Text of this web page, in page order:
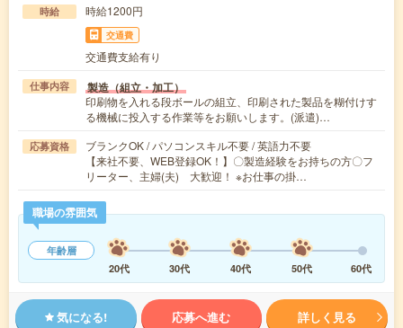
時給 時給1200円
交通費
交通費支給有り
仕事内容 製造（組立・加工）
印刷物を入れる段ボールの組立、印刷された製品を糊付けす
る機械に投入する作業等をお願いします。(派遣)…
応募資格
ブランクOK / パソコンスキル不要 / 英語力不要
【来社不要、WEB登録OK！】〇製造経験をお持ちの方〇フ
リーター、主婦(夫) 大歓迎！ ※お仕事の掛…
職場の雰囲気
年齢層
20代
30代 40代 50代 60代
気になる! 応募へ進む 詳しく見る